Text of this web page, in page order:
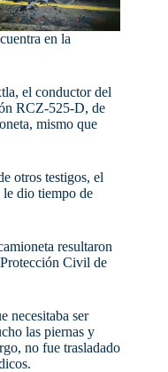
en la
el conductor del
RCZ-525-D, de
mismo que
otros testigos, el
dio tiempo de
resultaron
Civil de
necesitaba ser
las piernas y
no fue trasladado